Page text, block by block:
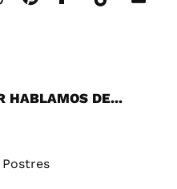
HABLAMOS DE...
Postres